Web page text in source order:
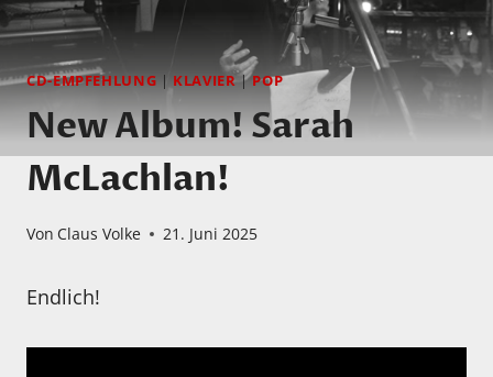
CD-EMPFEHLUNG | KLAVIER|POP
New Album! Sarah
McLachlan!
Von Claus Volke 21. Juni 2025
Endlich!